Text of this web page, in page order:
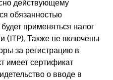
действующему
обязанностью
применяться налог
(ITP). Также не включены
за регистрацию в
имеет сертификат
о вводе в